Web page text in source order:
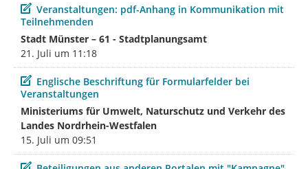
Beitrag
Veranstaltungen: pdf-Anhang in Kommunikation mit
Teilnehmenden
Stadt Münster – 61 - Stadtplanungsamt
21. Juli um 11:18
Beitrag
Englische Beschriftung für Formularfelder bei
Veranstaltungen
Ministeriums für Umwelt, Naturschutz und Verkehr des
Landes Nordrhein-Westfalen
15. Juli um 09:51